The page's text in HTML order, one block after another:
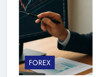
FOREX